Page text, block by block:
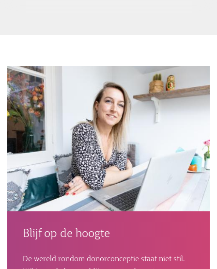
Afbeelding
Blijf op de hoogte
De wereld rondom donorconceptie staat niet stil.